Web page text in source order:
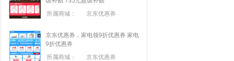
所属商城：
京东优惠券
京东优惠券，家电领9折优惠券 家电
9折优惠券
所属商城：
京东优惠券